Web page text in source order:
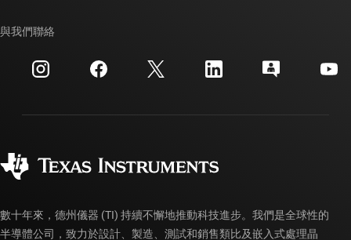
投資人關系
製造
交互參考搜索
客戶支援中心
myTI 帳戶常見問題解答
訂購 FAQ
與我們聯絡
數十年來，德州儀器 (TI) 持續不懈地推動科技進步。我們是全球性的
半導體公司，致力於設計、製造、測試和銷售類比及嵌入式處理晶